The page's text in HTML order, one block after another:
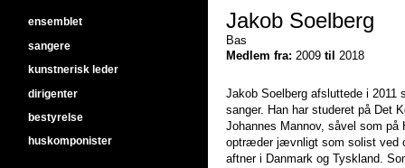
Jakob Soelberg
Bas
Medlem fra: 2009 til 2018
Jakob Soelberg afsluttede i 2011
sanger. Han har studeret på Det
Johannes Mannov, såvel som
optræder jævnligt som solist ved
aftner i Danmark og Tyskland.
ensemblet
sangere
kunstnerisk leder
dirigenter
bestyrelse
huskomponister